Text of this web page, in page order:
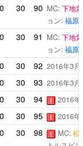
30 90 MC: 下地
ョン: 福原
30 91 MC: 下地
ョン: 福原
30 92 2016年3
30 93 2016年3
30 94 ！ 2016
30 95 ！ 2016
30 98 ！ MC: 松